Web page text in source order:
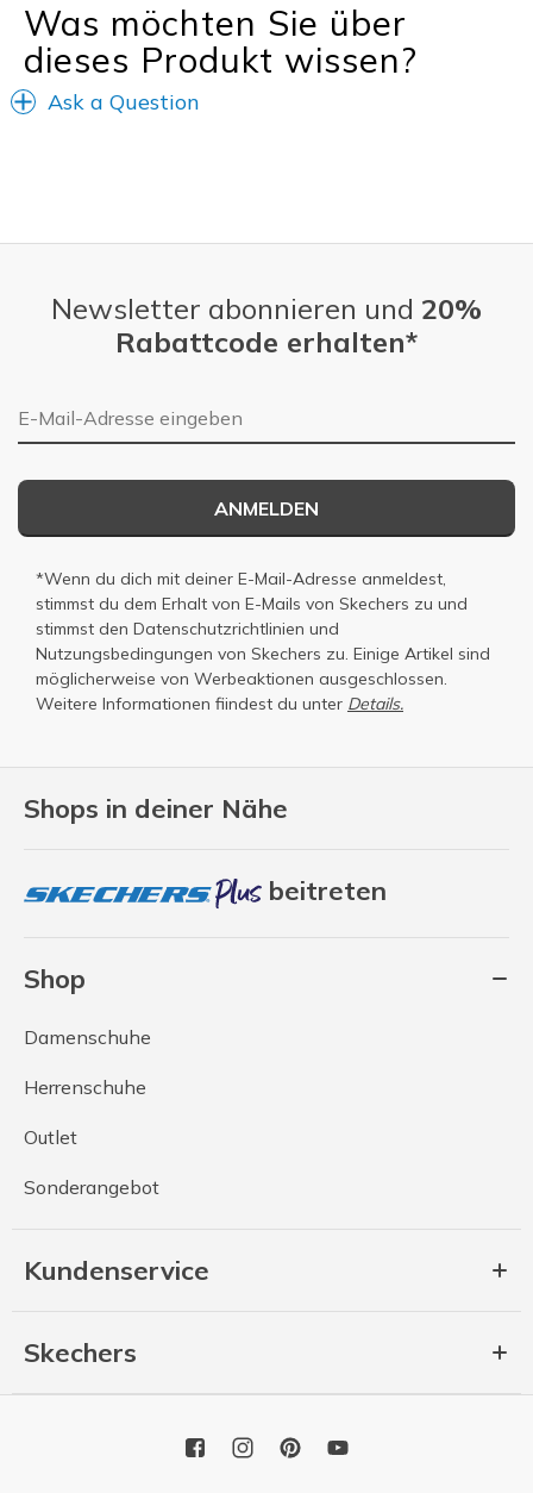
Was möchten Sie über
dieses Produkt wissen?
Ask a Question
Shops in deiner Nähe
beitreten
Shop
Damenschuhe
Herrenschuhe
Outlet
Sonderangebot
Kundenservice
Skechers
Newsletter abonnieren und 20%
Rabattcode erhalten*
E-Mail-Adresse
ANMELDEN
*Wenn du dich mit deiner E-Mail-Adresse anmeldest,
stimmst du dem Erhalt von E-Mails von Skechers zu und
stimmst den Datenschutzrichtlinien und
Nutzungsbedingungen von Skechers zu. Einige Artikel sind
möglicherweise von Werbeaktionen ausgeschlossen.
Weitere Informationen fiindest du unter Details.